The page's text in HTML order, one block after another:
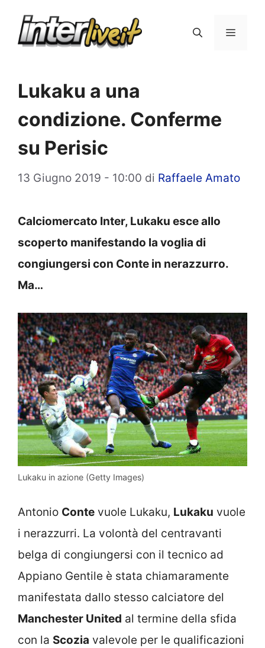
Menu
Lukaku a una
condizione. Conferme
su Perisic
13 Giugno 2019 - 10:00 di Raffaele Amato
Calciomercato Inter, Lukaku esce allo
scoperto manifestando la voglia di
congiungersi con Conte in nerazzurro.
Ma…
Lukaku in azione (Getty Images)
Antonio Conte vuole Lukaku, Lukaku vuole
i nerazzurri. La volontà del centravanti
belga di congiungersi con il tecnico ad
Appiano Gentile è stata chiamaramente
manifestata dallo stesso calciatore del
Manchester United al termine della sfida
con la Scozia valevole per le qualificazioni